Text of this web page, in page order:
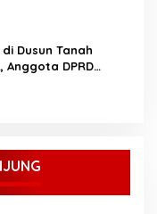
di Dusun Tanah
Anggota DPRD